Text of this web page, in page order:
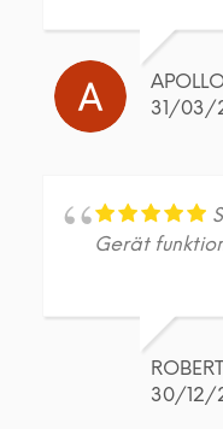
31/03/
Gerät
30/12/